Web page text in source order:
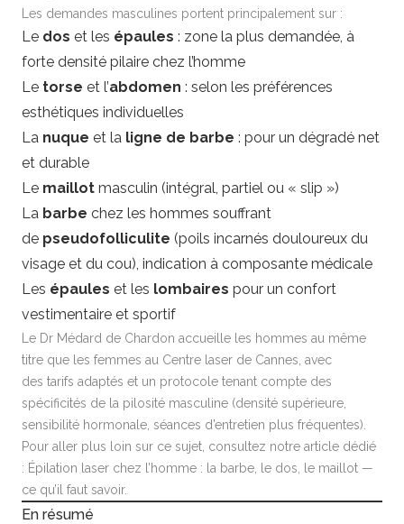
Les demandes masculines portent principalement sur :
Le dos et les épaules : zone la plus demandée, à
forte densité pilaire chez l’homme
Le torse et l’abdomen : selon les préférences
esthétiques individuelles
La nuque et la ligne de barbe : pour un dégradé net
et durable
Le maillot masculin (intégral, partiel ou « slip »)
La barbe chez les hommes souffrant
de pseudofolliculite (poils incarnés douloureux du
visage et du cou), indication à composante médicale
Les épaules et les lombaires pour un confort
vestimentaire et sportif
Le Dr Médard de Chardon accueille les hommes au même
titre que les femmes au Centre laser de Cannes , avec
des tarifs adaptés et un protocole tenant compte des
spécificités de la pilosité masculine (densité supérieure,
sensibilité hormonale, séances d’entretien plus fréquentes).
Pour aller plus loin sur ce sujet, consultez notre article dédié
: Épilation laser chez l’homme : la barbe, le dos, le maillot —
ce qu’il faut savoir.
En résumé